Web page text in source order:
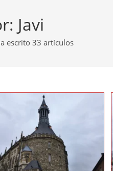
Javi
escrito 33 artículos